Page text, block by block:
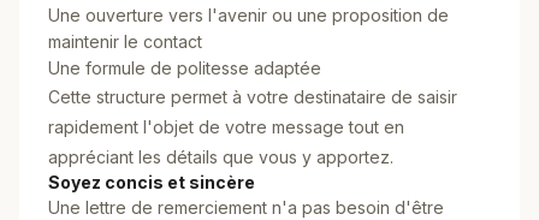
Une ouverture vers l'avenir ou une proposition de
maintenir le contact
Une formule de politesse adaptée
Cette structure permet à votre destinataire de saisir
rapidement l'objet de votre message tout en
appréciant les détails que vous y apportez.
Soyez concis et sincère
Une lettre de remerciement n'a pas besoin d'être